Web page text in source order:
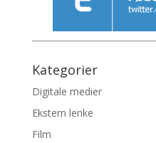
Kategorier
Digitale medier
Ekstern lenke
Film